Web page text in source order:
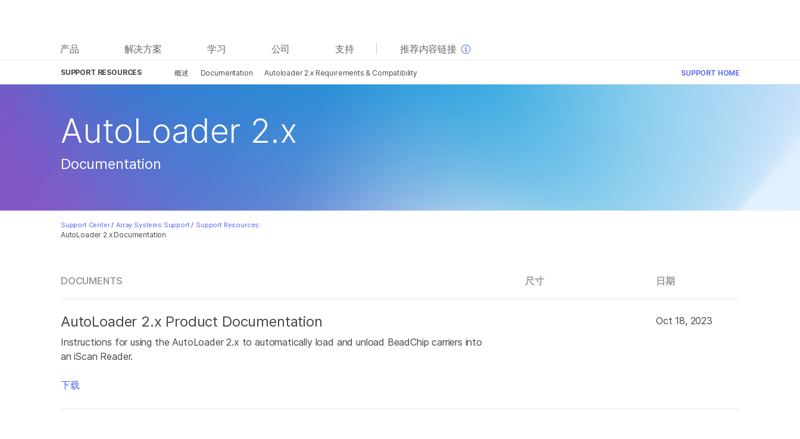
产品 解决方案 学习 公司 支持 推荐内容链接
SUPPORT RESOURCES 概述 Documentation Autoloader 2.x Requirements & Compatibility SUPPORT HOME
AutoLoader 2.x Documentation
AutoLoader 2.x
Documentation
Support Center / Array Systems Support / Support Resources:
DOCUMENTS 尺寸 日期
AutoLoader 2.x Product Documentation
Instructions for using the AutoLoader 2.x to automatically load and unload BeadChip carriers into
an iScan Reader.
下载
Oct 18, 2023
查看更多相关内容。选择您感兴趣的领域:
癌症研究
微生物学
生殖健康